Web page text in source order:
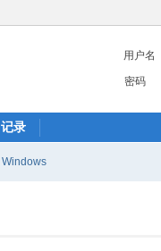
用户名
密码
记录
Windows